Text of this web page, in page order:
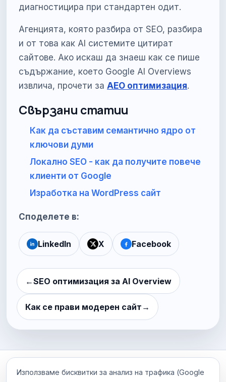
диагностицира при стандартен одит.
Агенцията, която разбира от SEO, разбира
и от това как AI системите цитират
сайтове. Ако искаш да знаеш как се пише
съдържание, което Google AI Overviews
извлича, прочети за AEO оптимизация.
Свързани статии
Как да съставим семантично ядро от
ключови думи
Локално SEO - как да получите повече
клиенти от Google
Изработка на WordPress сайт
Споделете в:
LinkedIn X Facebook
←SEO оптимизация за AI Overview
Как се прави модерен сайт →
YouTubeGoogle
Използваме бисквитки за анализ на трафика (Google